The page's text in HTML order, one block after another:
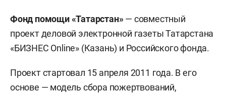
Фонд помощи «Татарстан»— совместный
проект деловой электронной газеты Татарстана
«БИЗНЕС Online» (Казань) и Российского фонда.
Проект стартовал 15 апреля 2011 года. В его
основе — модель сбора пожертвований,